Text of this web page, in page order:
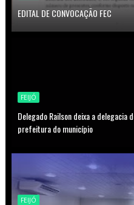
EDITAL DE CONVOCAÇÃO FEC
FEIJÓ
Delegado Railson deixa a
prefeitura do município
FEIJÓ